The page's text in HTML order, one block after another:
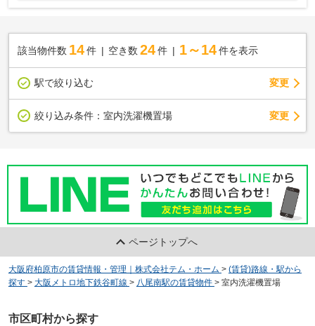
該当物件数 14件 空き数 24 件 1～14 件を表示
駅で絞り込む 変更
絞り込み条件： 室内洗濯機置場 変更
ページトップへ
大阪府柏原市の賃貸情報・管理｜株式会社テム・ホーム > (賃貸)路線・駅から
探す > 大阪メトロ地下鉄谷町線 > 八尾南駅の賃貸物件 > 室内洗濯機置場
市区町村から探す